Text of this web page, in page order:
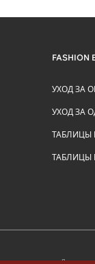
FASHION
УХОД ЗА
УХОД ЗА
ТАБЛИЦЫ
ТАБЛИЦЫ